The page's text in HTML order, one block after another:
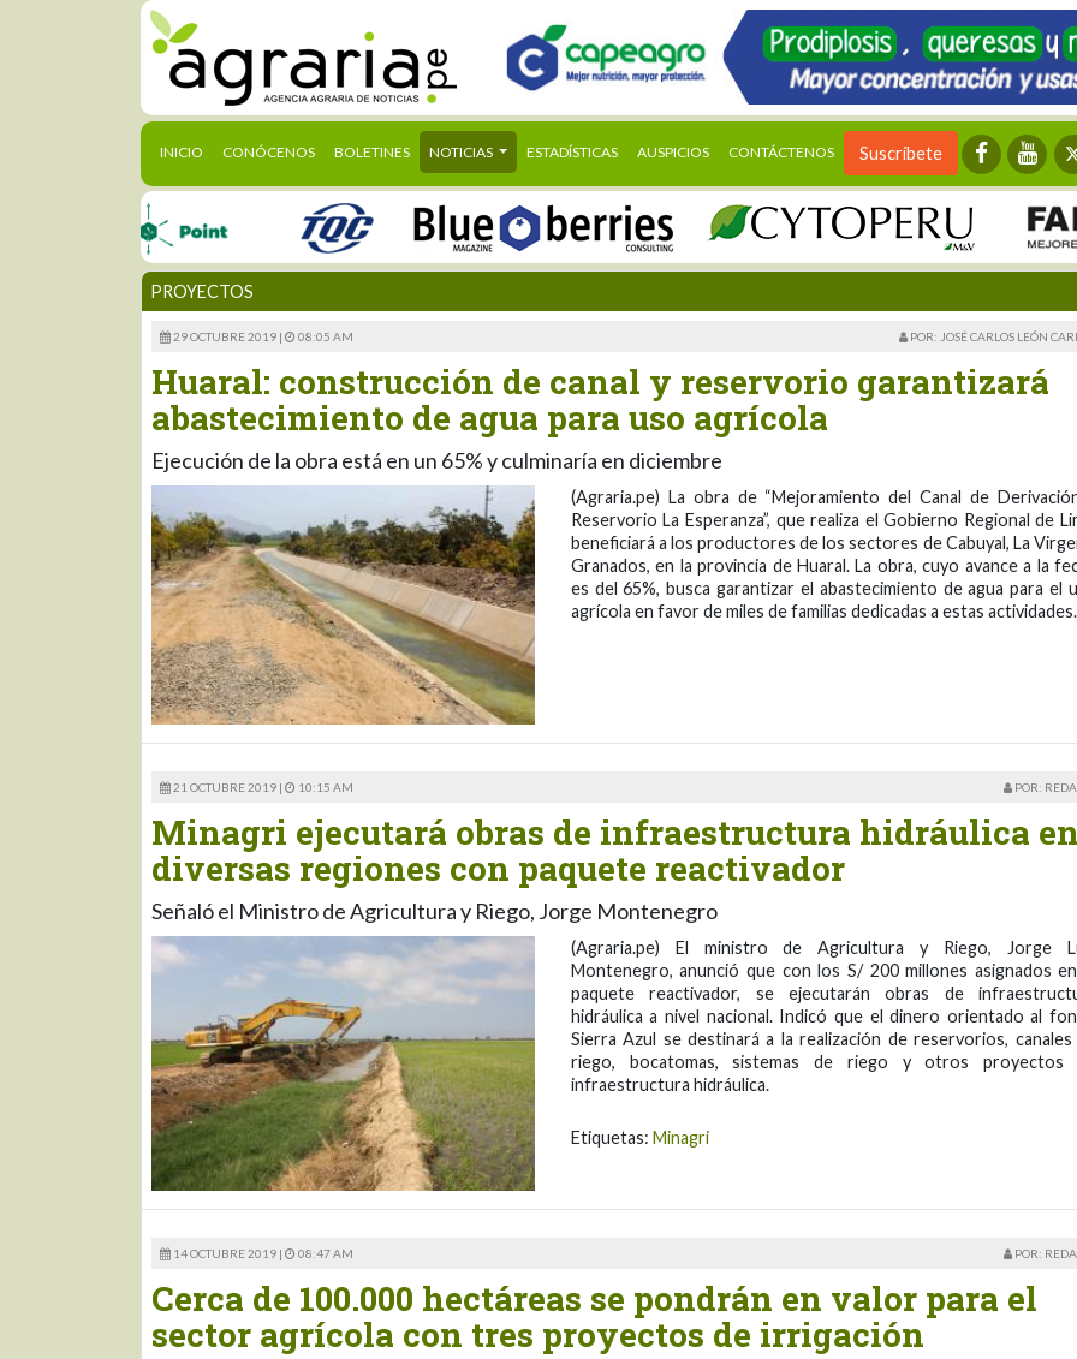
INICIO (CURRENT)
CONÓCENOS BOLETINES NOTICIAS ESTADÍSTICAS AUSPICIOS CONTÁCTENOS Suscríbete
PROYECTOS
29 OCTUBRE 2019 | 08:05 AM POR: JOSÉ CARLOS LEÓN
Huaral: construcción de canal y reservorio garantizará
abastecimiento de agua para uso agrícola
Ejecución de la obra está en un 65% y culminaría en diciembre
(Agraria.pe) La obra de “Mejoramiento del Canal de
Reservorio La Esperanza”, que realiza el Gobierno Regional de
beneficiará a los productores de los sectores de Cabuyal, La
Granados, en la provincia de Huaral. La obra, cuyo avance a la
es del 65%, busca garantizar el abastecimiento de agua para el
agrícola en favor de miles de familias dedicadas a estas actividades.
21 OCTUBRE 2019 | 10:15 AM POR:
Minagri ejecutará obras de infraestructura hidráulica en
diversas regiones con paquete reactivador
Señaló el Ministro de Agricultura y Riego, Jorge Montenegro
(Agraria.pe) El ministro de Agricultura y Riego, Jorge
Montenegro, anunció que con los S/ 200 millones asignados
paquete reactivador, se ejecutarán obras de
hidráulica a nivel nacional. Indicó que el dinero orientado al
Sierra Azul se destinará a la realización de reservorios, canales
riego, bocatomas, sistemas de riego y otros proyectos
infraestructura hidráulica.
Etiquetas: Minagri
14 OCTUBRE 2019 | 08:47 AM POR:
Cerca de 100.000 hectáreas se pondrán en valor para el
sector agrícola con tres proyectos de irrigación